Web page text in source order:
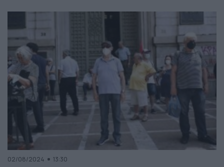
έρθουν και άλλες τέσσερις αλλαγές στις συντάξεις και
το ασφαλιστικό σύστημα. Αναλυτικά οι δύο προτάσεις
που εξετάζονται: Η πρώτη πρόταση επιτρέπει […]
02/08/2024 13:30